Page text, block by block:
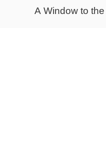
A Window to